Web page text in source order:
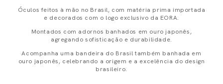
Óculos feitos à mão no Brasil, com matéria prima importada
e decorados com o logo exclusivo da EORA.
Montados com adornos banhados em ouro japonês,
agregando sofisticação e durabilidade.
Acompanha uma bandeira do Brasil também banhada em
ouro japonês, celebrando a origem e a excelência do design
brasileiro.